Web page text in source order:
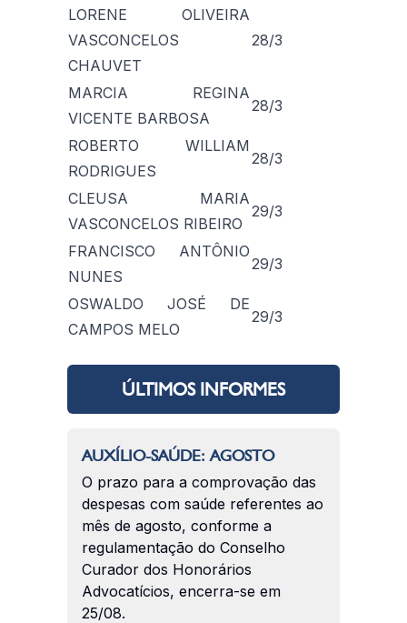
LORENE OLIVEIRA
VASCONCELOS
CHAUVET
28/3
MARCIA REGINA
VICENTE BARBOSA
28/3
ROBERTO WILLIAM
RODRIGUES
28/3
CLEUSA MARIA
VASCONCELOS RIBEIRO
29/3
FRANCISCO ANTÔNIO
NUNES
29/3
OSWALDO JOSÉ DE
CAMPOS MELO
29/3
ÚLTIMOS INFORMES
AUXÍLIO-SAÚDE: AGOSTO
O prazo para a comprovação das
despesas com saúde referentes ao
mês de agosto, conforme a
regulamentação do Conselho
Curador dos Honorários
Advocatícios, encerra-se em
25/08.